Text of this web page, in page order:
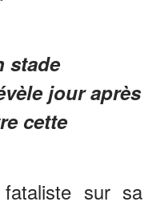
stade
jour après
cette
sur sa